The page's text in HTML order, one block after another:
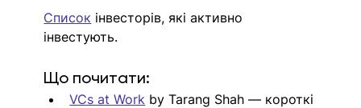
Список інвесторів, які активно
інвестують.
Що почитати:
VCs at Work by Tarang Shah — короткі